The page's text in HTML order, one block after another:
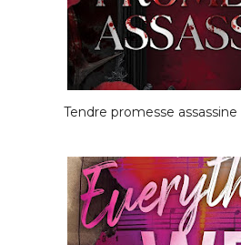
Tendre promesse